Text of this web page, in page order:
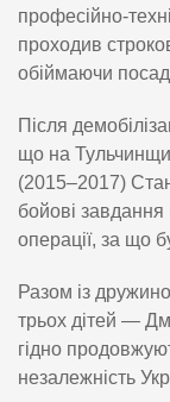
професійно-
проходив
обіймаючи
Після
що на
(2015–2017)
бойові
операції, за що
Разом із
трьох дітей —
гідно
незалежність